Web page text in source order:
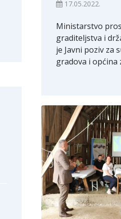
17.05.2022.
Ministarstvo
graditeljstva i
je Javni poziv za
gradova i općina